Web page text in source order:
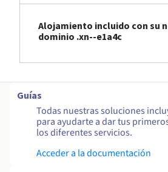
Alojamiento incluido con su
dominio .xn--e1a4c
Guías
Todas nuestras soluciones
para ayudarte a dar tus
los diferentes servicios.
Acceder a la documentación